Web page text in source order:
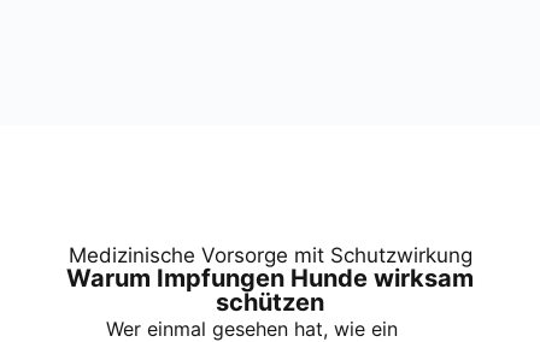
Medi­zi­ni­sche Vor­sor­ge mit Schutz­wir­kung
War­um Imp­fun­gen Hun­de wirk­sam
schüt­zen
Wer ein­mal gese­hen hat, wie ein